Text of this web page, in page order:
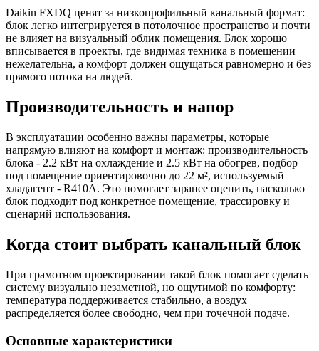
Daikin FXDQ ценят за низкопрофильный канальный формат:
блок легко интегрируется в потолочное пространство и почти
не влияет на визуальный облик помещения. Блок хорошо
вписывается в проекты, где видимая техника в помещении
нежелательна, а комфорт должен ощущаться равномерно и без
прямого потока на людей.
Производительность и напор
В эксплуатации особенно важны параметры, которые
напрямую влияют на комфорт и монтаж: производительность
блока - 2.2 кВт на охлаждение и 2.5 кВт на обогрев, подбор
под помещение ориентировочно до 22 м², используемый
хладагент - R410A. Это помогает заранее оценить, насколько
блок подходит под конкретное помещение, трассировку и
сценарий использования.
Когда стоит выбрать канальный блок
При грамотном проектировании такой блок помогает сделать
систему визуально незаметной, но ощутимой по комфорту:
температура поддерживается стабильно, а воздух
распределяется более свободно, чем при точечной подаче.
Основные характеристики